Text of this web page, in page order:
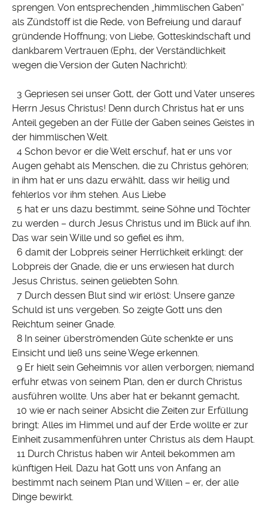
sprengen. Von entsprechenden „himmlischen Gaben“
als Zündstoff ist die Rede, von Befreiung und darauf
gründende Hoffnung; von Liebe, Gotteskindschaft und
dankbarem Vertrauen (Eph1, der Verständlichkeit
wegen die Version der Guten Nachricht):
3 Gepriesen sei unser Gott, der Gott und Vater unseres
Herrn Jesus Christus! Denn durch Christus hat er uns
Anteil gegeben an der Fülle der Gaben seines Geistes in
der himmlischen Welt.
4 Schon bevor er die Welt erschuf, hat er uns vor
Augen gehabt als Menschen, die zu Christus gehören;
in ihm hat er uns dazu erwählt, dass wir heilig und
fehlerlos vor ihm stehen. Aus Liebe
5 hat er uns dazu bestimmt, seine Söhne und Töchter
zu werden – durch Jesus Christus und im Blick auf ihn.
Das war sein Wille und so gefiel es ihm,
6 damit der Lobpreis seiner Herrlichkeit erklingt: der
Lobpreis der Gnade, die er uns erwiesen hat durch
Jesus Christus, seinen geliebten Sohn.
7 Durch dessen Blut sind wir erlöst: Unsere ganze
Schuld ist uns vergeben. So zeigte Gott uns den
Reichtum seiner Gnade.
8 In seiner überströmenden Güte schenkte er uns
Einsicht und ließ uns seine Wege erkennen.
9 Er hielt sein Geheimnis vor allen verborgen; niemand
erfuhr etwas von seinem Plan, den er durch Christus
ausführen wollte. Uns aber hat er bekannt gemacht,
10 wie er nach seiner Absicht die Zeiten zur Erfüllung
bringt: Alles im Himmel und auf der Erde wollte er zur
Einheit zusammenführen unter Christus als dem Haupt.
11 Durch Christus haben wir Anteil bekommen am
künftigen Heil. Dazu hat Gott uns von Anfang an
bestimmt nach seinem Plan und Willen – er, der alle
Dinge bewirkt.